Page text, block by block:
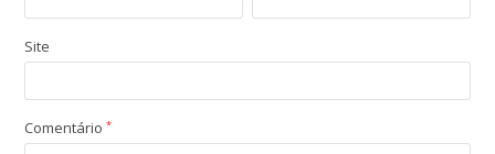
Site
Comentário*